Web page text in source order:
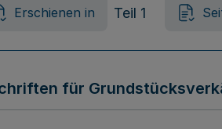
Erschienen in Teil 1
für